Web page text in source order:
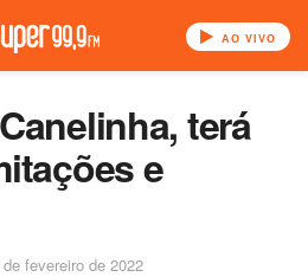
AO VIVO
terá
e
fevereiro de 2022